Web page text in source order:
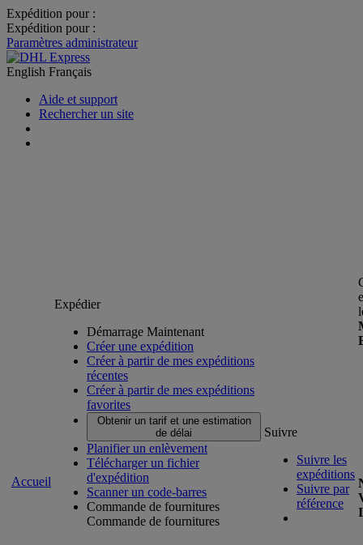
Expédition pour :
Expédition pour :
Paramètres administrateur
English Français
Aide et support
Rechercher un site
Accueil
Expédier
Démarrage Maintenant
Créer une expédition
Créer à partir de mes expéditions
récentes
Créer à partir de mes expéditions
favorites
Obtenir un tarif et une estimation
de délai
Planifier un enlèvement
Télécharger un fichier
d'expédition
Scanner un code-barres
Commande de fournitures
Commande de fournitures
Suivre
Suivre les
expéditions
Suivre par
référence